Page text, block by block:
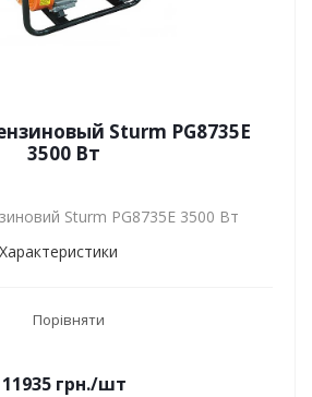
Sturm PG8735E
3500 Вт
Sturm PG8735E 3500 Вт
Характеристики
Порівняти
11935грн./шт